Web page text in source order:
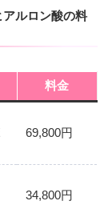
ルロン酸の料
料金
69,800円
34,800円